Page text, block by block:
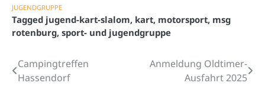
JUGENDGRUPPE
Tagged jugend-kart-slalom, kart, motorsport, msg
rotenburg, sport- und jugendgruppe
Beitragsnavigation
Campingtreffen
Hassendorf
Anmeldung Oldtimer-
Ausfahrt 2025